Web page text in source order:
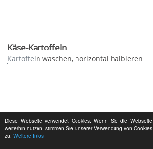
Diese Webseite verwendet Cookies. Wenn Sie die Webseite
weiterhin nutzen, stimmen Sie unserer Verwendung von Cookies
zu. Weitere Infos
Käse-Kartoffeln
Kartoffeln waschen, horizontal halbieren
und im Dampfgarer halbfest garen.